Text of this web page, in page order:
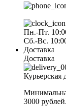
Пн.-Пт.
Сб.-Вс.
Доставка
Доставка
Курьерская
3000 рублей.